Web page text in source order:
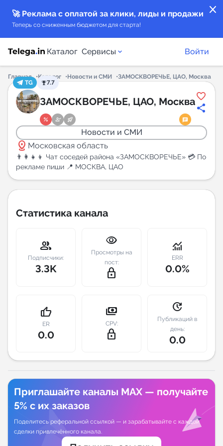
close
🚀 Реклама с оплатой за клики, лиды и продажи
Теперь со сниженным бюджетом для старта!
Каталог Сервисы
Каталог каналов
Каталог ботов
Горящие предложения
Индекс читаемости каналов в Telegram
New
New
Индивидуальное сопровождение
Аналитика Telegram
Войти
Главная Каталог Новости и СМИ
ЗАМОСКВОРЕЧЬЕ, ЦАО, Москва
TG
7.7
ЗАМОСКВОРЕЧЬЕ, ЦАО, Москва
Новости и СМИ
distance Московская область
👨‍👩‍👧‍👦 Чат соседей района «ЗАМОСКВОРЕЧЬЕ» 💳 По
рекламе пиши 📍 МОСКВА, ЦАО
Статистика канала
group
Подписчики:
3.3K
visibility
Просмотры на
пост:
lock_outline
monitoring
ERR
0.0%
thumb_up
ER
0.0
payments
CPV:
lock_outline
update
Публикаций в
день:
0.0
Приглашайте каналы MAX — получайте
5% с их заказов
Поделитесь реферальной ссылкой — и зарабатывайте с каждой
сделки привлечённого канала.